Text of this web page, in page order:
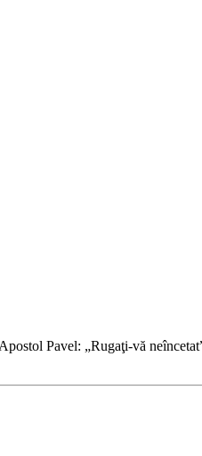
Pavel: „Rugaţi-vă